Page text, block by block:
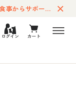
【新発売】愛犬の健康管理を食事からサポートする療法食「ペトコトフーズ・ケア」が登場
ログイン カート